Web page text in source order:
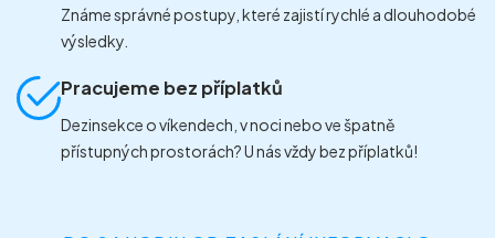
Známe správné postupy, které zajistí rychlé a dlouhodobé
výsledky.
Pracujeme bez příplatků
Dezinsekce o víkendech, v noci nebo ve špatně
přístupných prostorách? U nás vždy bez příplatků!